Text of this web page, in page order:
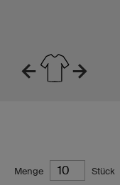
Menge Stück